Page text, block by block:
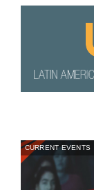
CURRENT EVENTS